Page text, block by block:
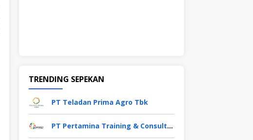
TRENDING SEPEKAN
PT Teladan Prima Agro Tbk
PT Pertamina Training & Consulting (PTC)